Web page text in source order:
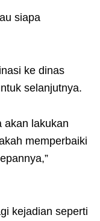
siapa
ke dinas
selanjutnya.
akan lakukan
memperbaiki
kejadian seperti